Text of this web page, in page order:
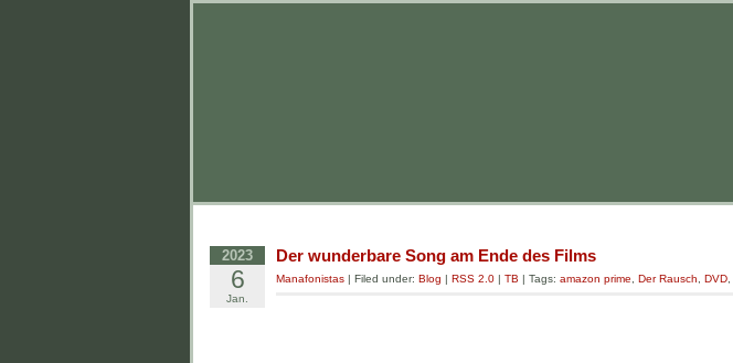
2023
6
Jan.
Der wunderbare Song am Ende des Films
Manafonistas | Filed under: Blog | RSS 2.0 | TB | Tags: amazon prime Der Rausch DVD